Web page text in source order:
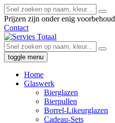
Prijzen zijn onder enig voorbehoud
Contact
toggle menu
Home
Glaswerk
Bierglazen
Bierpullen
Borrel-Likeurglazen
Cadeau-Sets